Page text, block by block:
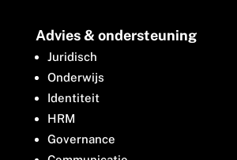
Advies & ondersteuning
Juridisch
Onderwijs
Identiteit
HRM
Governance